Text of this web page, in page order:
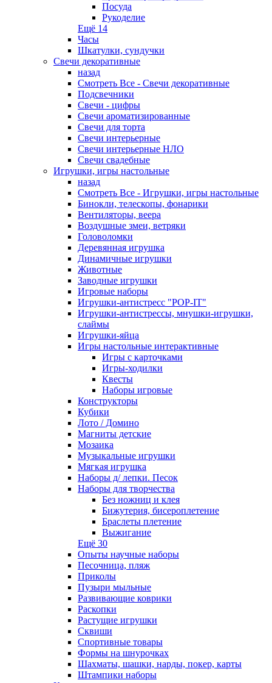
Посуда
Рукоделие
Ещё 14
Часы
Шкатулки, сундучки
Свечи декоративные
назад
Смотреть Все - Свечи декоративные
Подсвечники
Свечи - цифры
Свечи ароматизированные
Свечи для торта
Свечи интерьерные
Свечи интерьерные НЛО
Свечи свадебные
Игрушки, игры настольные
назад
Смотреть Все - Игрушки, игры настольные
Бинокли, телескопы, фонарики
Вентиляторы, веера
Воздушные змеи, ветряки
Головоломки
Деревянная игрушка
Динамичные игрушки
Животные
Заводные игрушки
Игровые наборы
Игрушки-антистресс "POP-IT"
Игрушки-антистрессы, мнушки-игрушки,
слаймы
Игрушки-яйца
Игры настольные интерактивные
Игры с карточками
Игры-ходилки
Квесты
Наборы игровые
Конструкторы
Кубики
Лото / Домино
Магниты детские
Мозаика
Музыкальные игрушки
Мягкая игрушка
Наборы д/ лепки. Песок
Наборы для творчества
Без ножниц и клея
Бижутерия, бисероплетение
Браслеты плетение
Выжигание
Ещё 30
Опыты научные наборы
Песочница, пляж
Приколы
Пузыри мыльные
Развивающие коврики
Раскопки
Растущие игрушки
Сквиши
Спортивные товары
Формы на шнурочках
Шахматы, шашки, нарды, покер, карты
Штампики наборы